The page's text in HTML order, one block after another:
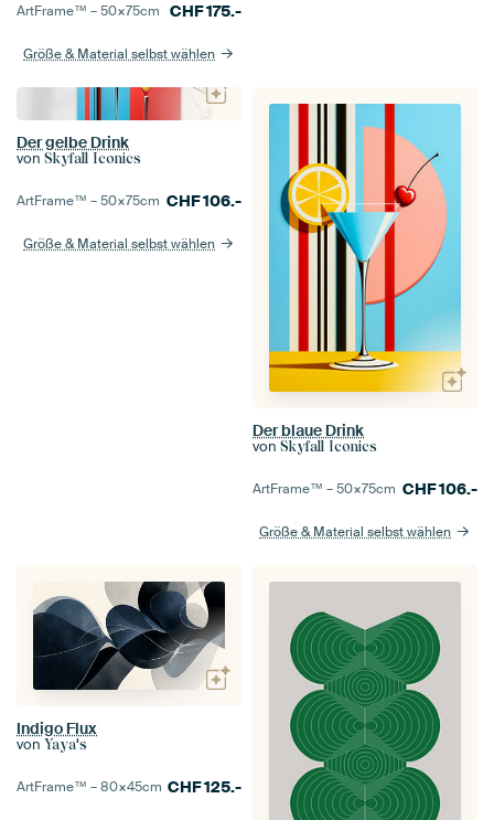
ArtFrame™ –50×75cm CHF175.-
Größe & Material selbst wählen
Der gelbe Drink
von Skyfall Iconics
ArtFrame™ –50×75cm CHF106.-
Größe & Material selbst wählen
Der blaue Drink
von Skyfall Iconics
ArtFrame™ –50×75cm CHF106.-
Größe & Material selbst wählen
Indigo Flux
von Yaya's
ArtFrame™ –80×45cm CHF125.-